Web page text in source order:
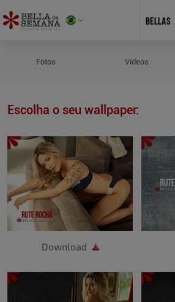
BELLAS
Fotos Videos
Escolha o seu wallpaper:
Download